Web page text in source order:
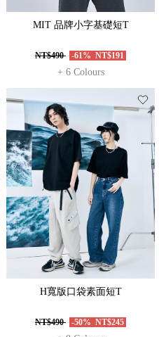
MIT 品牌小字基礎短T
NT$490 -61% NT$191
+ 6 Colours
H寬版口袋素面短T
NT$490 -50% NT$245